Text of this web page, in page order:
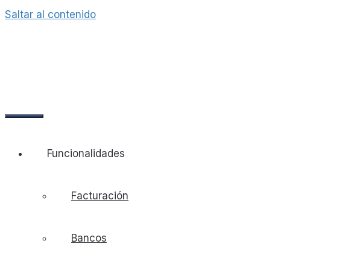
Saltar al contenido
Funcionalidades
Facturación
Bancos